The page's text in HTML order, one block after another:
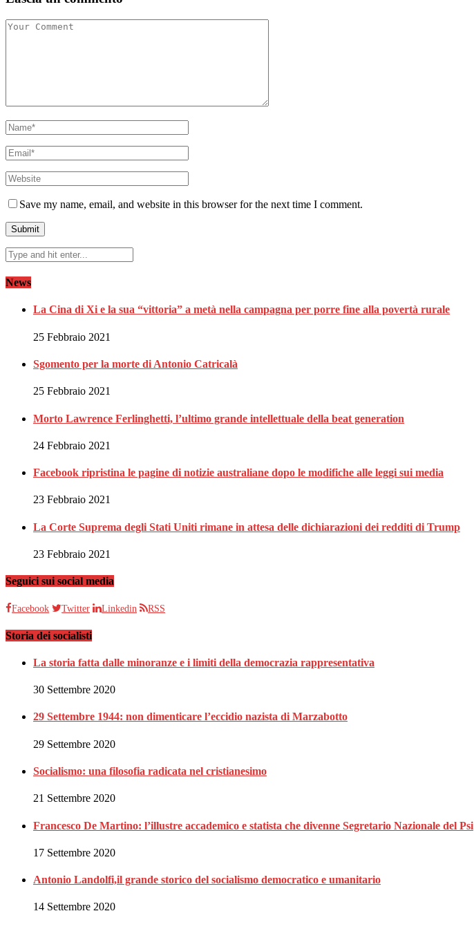
Save my name, email, and website in this browser for the next time I comment.
News
La Cina di Xi e la sua “vittoria” a metà nella campagna per porre fine alla povertà rurale
25 Febbraio 2021
Sgomento per la morte di Antonio Catricalà
25 Febbraio 2021
Morto Lawrence Ferlinghetti, l’ultimo grande intellettuale della beat generation
24 Febbraio 2021
Facebook ripristina le pagine di notizie australiane dopo le modifiche alle leggi sui media
23 Febbraio 2021
La Corte Suprema degli Stati Uniti rimane in attesa delle dichiarazioni dei redditi di Trump
23 Febbraio 2021
Seguici sui social media
Facebook Twitter Linkedin RSS
Storia dei socialisti
La storia fatta dalle minoranze e i limiti della democrazia rappresentativa
30 Settembre 2020
29 Settembre 1944: non dimenticare l’eccidio nazista di Marzabotto
29 Settembre 2020
Socialismo: una filosofia radicata nel cristianesimo
21 Settembre 2020
Francesco De Martino: l’illustre accademico e statista che divenne Segretario Nazionale del Psi
17 Settembre 2020
Antonio Landolfi,il grande storico del socialismo democratico e umanitario
14 Settembre 2020